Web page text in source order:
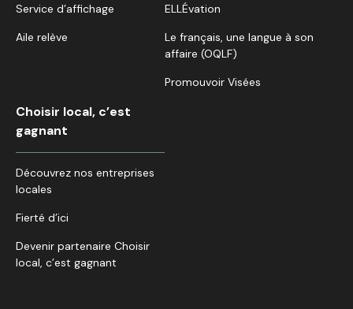
Service d’affichage
Aile relève
ELLÉvation
Le français, une langue à son
affaire (OQLF)
Promouvoir Visées
Choisir local, c’est
gagnant
Découvrez nos entreprises
locales
Fierté d’ici
Devenir partenaire Choisir
local, c’est gagnant